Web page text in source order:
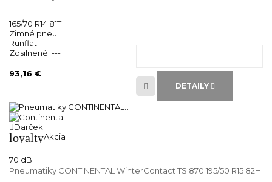
165/70 R14 81T
Zimné pneu
Runflat: ---
Zosilnené: ---
93,16 €
DETAILY
Darček
loyaltyAkcia
70 dB
Pneumatiky CONTINENTAL WinterContact TS 870 195/50 R15 82H